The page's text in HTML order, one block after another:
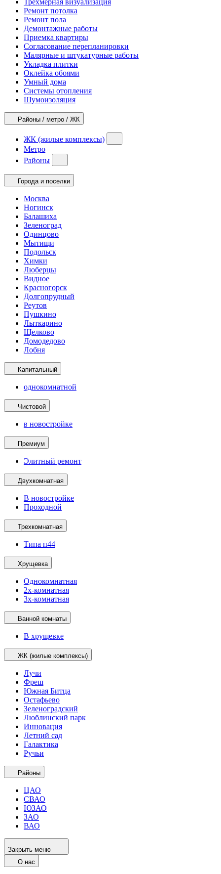
Трехмерная визуализация
Ремонт потолка
Ремонт пола
Демонтажные работы
Приемка квартиры
Согласование перепланировки
Малярные и штукатурные работы
Укладка плитки
Оклейка обоями
Умный дома
Системы отопления
Шумоизоляция
Районы / метро / ЖК
ЖК (жилые комплексы)
Метро
Районы
Города и поселки
Москва
Ногинск
Балашиха
Зеленоград
Одинцово
Мытищи
Подольск
Химки
Люберцы
Видное
Красногорск
Долгопрудный
Реутов
Пушкино
Лыткарино
Щелково
Домодедово
Лобня
Капитальный
однокомнатной
Чистовой
в новостройке
Премиум
Элитный ремонт
Двухкомнатная
В новостройке
Проходной
Трехкомнатная
Типа п44
Хрущевка
Однокомнатная
2х-комнатная
3х-комнатная
Ванной комнаты
В хрущевке
ЖК (жилые комплексы)
Лучи
Фреш
Южная Битца
Остафьево
Зеленоградский
Люблинский парк
Инновация
Летний сад
Галактика
Ручьи
Районы
ЦАО
СВАО
ЮЗАО
ЗАО
ВАО
Закрыть меню
О нас